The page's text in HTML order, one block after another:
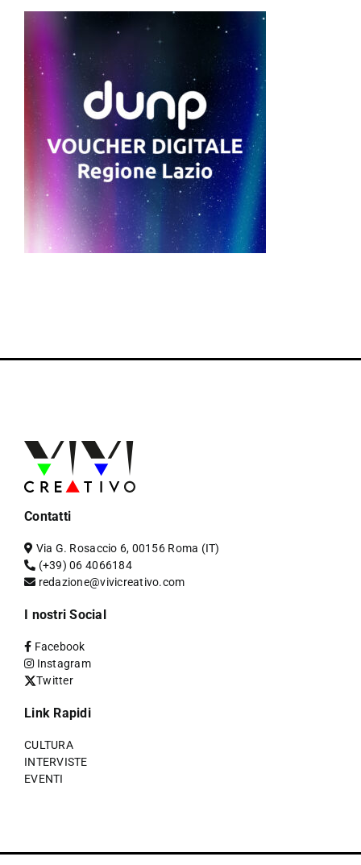
Contatti
Via G. Rosaccio 6, 00156 Roma (IT)
(+39) 06 4066184
redazione@vivicreativo.com
I nostri Social
Facebook
Instagram
Twitter
Link Rapidi
CULTURA
INTERVISTE
EVENTI